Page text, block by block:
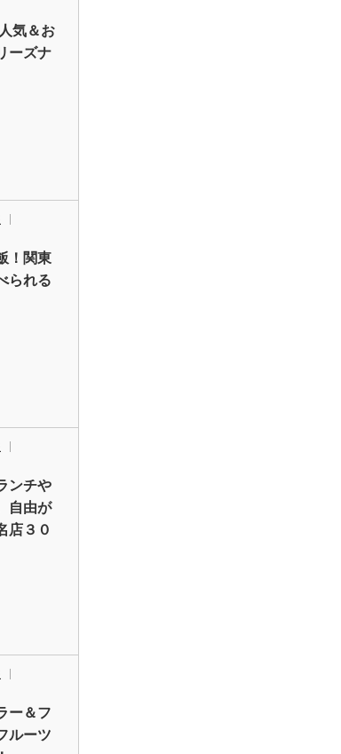
気＆お
ーズナ
！関東
られる
ンチや
自由が
店３０
ー＆フ
ルーツ